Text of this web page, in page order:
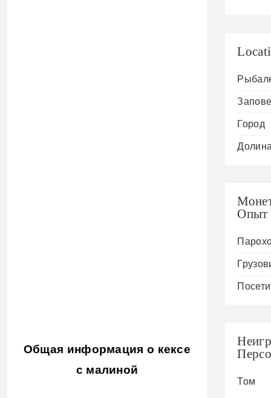
Общая информация о кексе
с малиной
Город
Опыт
Том